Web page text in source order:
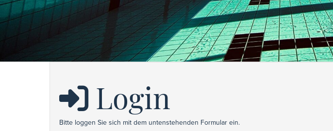
Login
Bitte loggen Sie sich mit dem untenstehenden Formular ein.